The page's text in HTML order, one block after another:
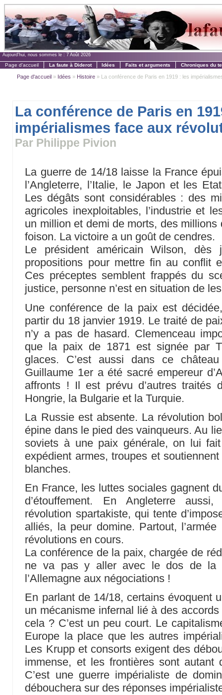
Aujourd'hui, nous sommes le : 7 Août 2026
Page d'accueil La faute à Diderot Idées Faits et arguments Chroniques du
Page d'accueil » Idées » Histoire » La conférence de Paris en 1919 : les
La conférence de Paris en
impérialismes face aux
Par Philippe Pivion
La guerre de 14/18 laisse la France
l’Angleterre, l’Italie, le Japon et les
Les dégâts sont considérables : des
agricoles inexploitables, l’industrie et
un million et demi de morts, des
foison. La victoire a un goût de cendres.
Le président américain Wilson,
propositions pour mettre fin au conflit
Ces préceptes semblent frappés du
justice, personne n’est en situation de
Une conférence de la paix est
partir du 18 janvier 1919. Le traité de
n’y a pas de hasard. Clemenceau
que la paix de 1871 est signée par
glaces. C’est aussi dans ce
Guillaume 1er a été sacré empereur
affronts ! Il est prévu d’autres traités
Hongrie, la Bulgarie et la Turquie.
La Russie est absente. La révolution
épine dans le pied des vainqueurs. Au
soviets à une paix générale, on lui
expédient armes, troupes et
blanches.
En France, les luttes sociales gagnent
d’étouffement. En Angleterre
révolution spartakiste, qui tente
alliés, la peur domine. Partout,
révolutions en cours.
La conférence de la paix, chargée de
ne va pas y aller avec le dos de la
l’Allemagne aux négociations !
En parlant de 14/18, certains évoquent
un mécanisme infernal lié à des
cela ? C’est un peu court. Le
Europe la place que les autres
Les Krupp et consorts exigent des
immense, et les frontières sont autant
C’est une guerre impérialiste de
débouchera sur des réponses